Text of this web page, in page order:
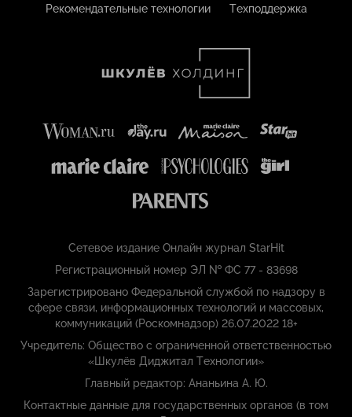
Рекомендательные технологии
Техподдержка
Сетевое издание Онлайн журнал StarHit
Регистрационный номер ЭЛ № ФС 77 - 83698
Зарегистрировано Федеральной службой по надзору в
сфере связи, информационных технологий и массовых,
коммуникаций (Роскомнадзор) 26.07.2022 18+
Учредитель: Общество с ограниченной ответственностью
«Шкулёв Диджитал Технологии»
Главный редактор: Ананьина А. Ю.
Контактные данные для государственных органов (в том